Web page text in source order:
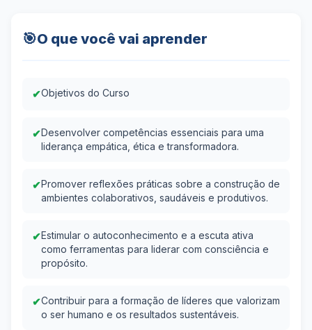
🎯O que você vai aprender
✔Objetivos do Curso
✔Desenvolver competências essenciais para uma
liderança empática, ética e transformadora.
✔Promover reflexões práticas sobre a construção de
ambientes colaborativos, saudáveis e produtivos.
✔Estimular o autoconhecimento e a escuta ativa
como ferramentas para liderar com consciência e
propósito.
✔Contribuir para a formação de líderes que valorizam
o ser humano e os resultados sustentáveis.